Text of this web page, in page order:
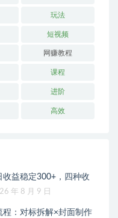
玩法
短视频
网赚教程
课程
进阶
高效
收益稳定300+，四种收
年 8 月 9 日
程：对标拆解×封面制作